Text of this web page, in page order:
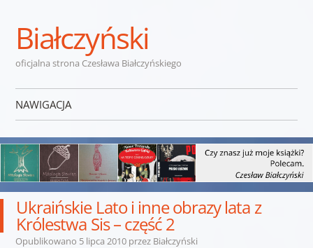
Białczyński
oficjalna strona Czesława Białczyńskiego
NAWIGACJA
Ukraińskie Lato i inne obrazy lata z
Królestwa Sis – część 2
Opublikowano 5 lipca 2010przez Białczyński